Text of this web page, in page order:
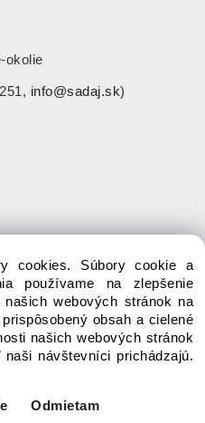
okolie
info@sadaj.sk)
práva vyhradené
cookies. Súbory cookie a
používame na zlepšenie
webových stránok na
obsah a cielené
našich webových stránok
návštevníci prichádzajú.
Odmietam